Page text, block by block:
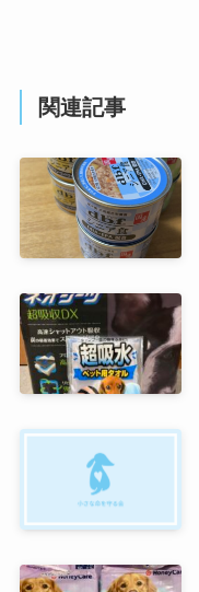
関連記事